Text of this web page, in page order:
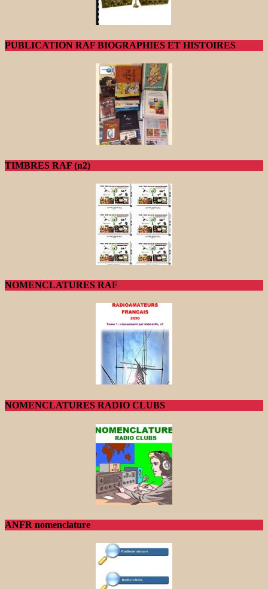
PUBLICATION RAF BIOGRAPHIES ET HISTOIRES
TIMBRES RAF (n2)
NOMENCLATURES RAF
NOMENCLATURES RADIO CLUBS
ANFR nomenclature